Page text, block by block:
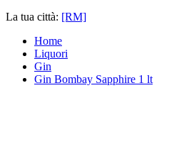
La tua città: [RM]
Home
Liquori
Gin
Gin Bombay Sapphire 1 lt